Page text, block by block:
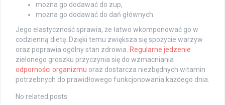
można go dodawać do zup,
można go dodawać do dań głównych.
Jego elastyczność sprawia, że łatwo wkomponować go w
codzienną dietę. Dzięki temu zwiększa się spożycie warzyw
oraz poprawia ogólny stan zdrowia. Regularne jedzenie
zielonego groszku przyczynia się do wzmacniania
odporności organizmu oraz dostarcza niezbędnych witamin
potrzebnych do prawidłowego funkcjonowania każdego dnia.
No related posts.